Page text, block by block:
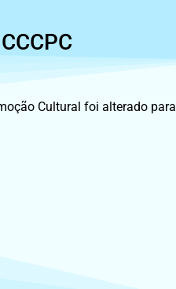
Cultural foi alterado para